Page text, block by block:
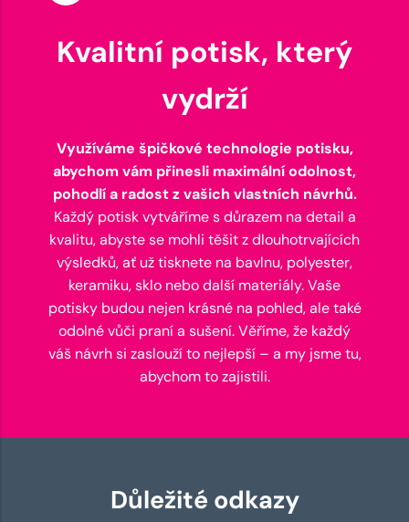
Kvalitní potisk, který
vydrží
Využíváme špičkové technologie potisku,
abychom vám přinesli maximální odolnost,
pohodlí a radost z vašich vlastních návrhů.
Každý potisk vytváříme s důrazem na detail a
kvalitu, abyste se mohli těšit z dlouhotrvajících
výsledků, ať už tisknete na bavlnu, polyester,
keramiku, sklo nebo další materiály. Vaše
potisky budou nejen krásné na pohled, ale také
odolné vůči praní a sušení. Věříme, že každý
váš návrh si zaslouží to nejlepší – a my jsme tu,
abychom to zajistili.
Důležité odkazy